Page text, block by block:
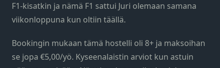
F1-kisatkin ja nämä F1 sattui Juri olemaan samana
viikonloppuna kun oltiin täällä.
Bookingin mukaan tämä hostelli oli 8+ ja maksoihan
se jopa €5,00/yö. Kyseenalaistin arviot kun astuin